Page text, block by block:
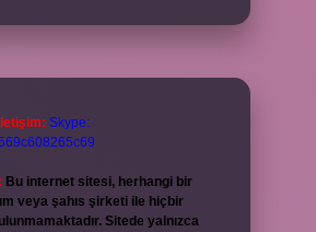
Skype:
Bu internet sitesi, herhangi bir
veya şahıs şirketi ile hiçbir
Sitede yalnızca